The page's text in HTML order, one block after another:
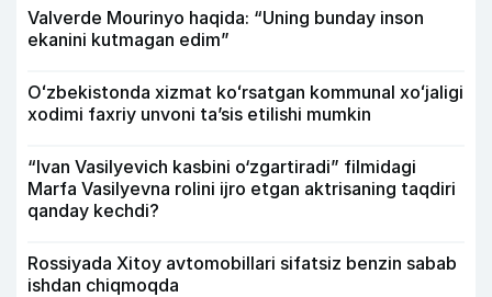
Valverde Mourinyo haqida: “Uning bunday inson
ekanini kutmagan edim”
Oʻzbekistonda xizmat koʻrsatgan kommunal xoʻjaligi
xodimi faxriy unvoni taʼsis etilishi mumkin
“Ivan Vasilyevich kasbini o‘zgartiradi” filmidagi
Marfa Vasilyevna rolini ijro etgan aktrisaning taqdiri
qanday kechdi?
Rossiyada Xitoy avtomobillari sifatsiz benzin sabab
ishdan chiqmoqda